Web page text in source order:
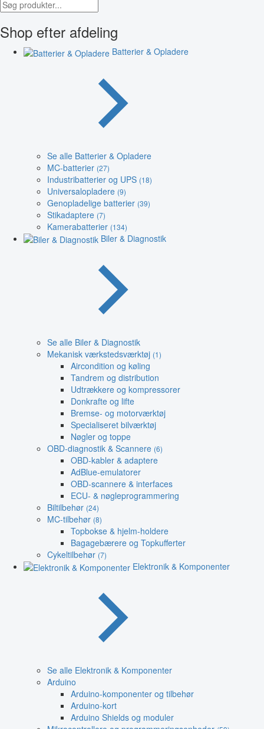
Shop efter afdeling
Batterier & Opladere
Se alle Batterier & Opladere
MC-batterier (27)
Industribatterier og UPS (18)
Universalopladere (9)
Genopladelige batterier (39)
Stikadaptere (7)
Kamerabatterier (134)
Biler & Diagnostik
Se alle Biler & Diagnostik
Mekanisk værkstedsværktøj (1)
Aircondition og køling
Tandrem og distribution
Udtrækkere og kompressorer
Donkrafte og lifte
Bremse- og motorværktøj
Specialiseret bilværktøj
Nøgler og toppe
OBD-diagnostik & Scannere (6)
OBD-kabler & adaptere
AdBlue-emulatorer
OBD-scannere & interfaces
ECU- & nøgleprogrammering
Biltilbehør (24)
MC-tilbehør (8)
Topbokse & hjelm-holdere
Bagagebærere og Topkufferter
Cykeltilbehør (7)
Elektronik & Komponenter
Se alle Elektronik & Komponenter
Arduino
Arduino-komponenter og tilbehør
Arduino-kort
Arduino Shields og moduler